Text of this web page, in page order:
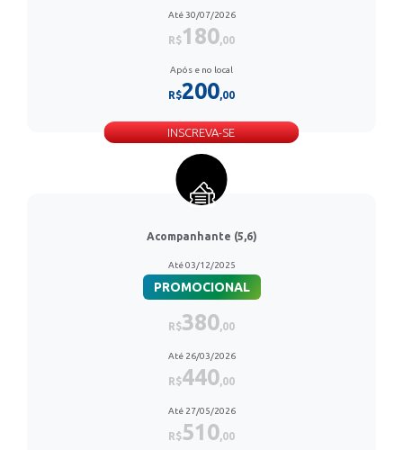
Até 30/07/2026
R$180,00
Após e no local
R$200,00
INSCREVA-SE
Acompanhante (5,6)
Até 03/12/2025
PROMOCIONAL
R$380,00
Até 26/03/2026
R$440,00
Até 27/05/2026
R$510,00